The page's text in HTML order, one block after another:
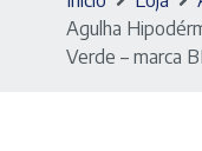
Agulha
Verde – marca